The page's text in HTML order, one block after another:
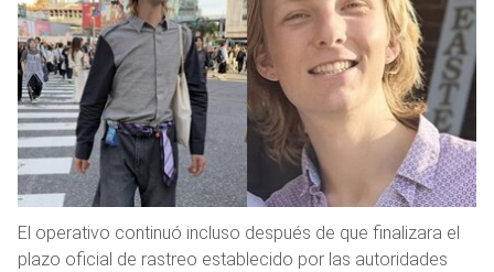
El operativo continuó incluso después de que finalizara el
plazo oficial de rastreo establecido por las autoridades